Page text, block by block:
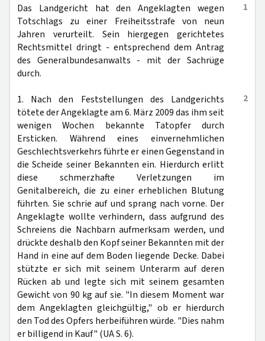
1
Das Landgericht hat den Angeklagten wegen
Totschlags zu einer Freiheitsstrafe von neun
Jahren verurteilt. Sein hiergegen gerichtetes
Rechtsmittel dringt - entsprechend dem Antrag
des Generalbundesanwalts - mit der Sachrüge
durch.
2
1. Nach den Feststellungen des Landgerichts
tötete der Angeklagte am 6. März 2009 das ihm seit
wenigen Wochen bekannte Tatopfer durch
Ersticken. Während eines einvernehmlichen
Geschlechtsverkehrs führte er einen Gegenstand in
die Scheide seiner Bekannten ein. Hierdurch erlitt
diese schmerzhafte Verletzungen im
Genitalbereich, die zu einer erheblichen Blutung
führten. Sie schrie auf und sprang nach vorne. Der
Angeklagte wollte verhindern, dass aufgrund des
Schreiens die Nachbarn aufmerksam werden, und
drückte deshalb den Kopf seiner Bekannten mit der
Hand in eine auf dem Boden liegende Decke. Dabei
stützte er sich mit seinem Unterarm auf deren
Rücken ab und legte sich mit seinem gesamten
Gewicht von 90 kg auf sie. "In diesem Moment war
dem Angeklagten gleichgültig," ob er hierdurch
den Tod des Opfers herbeiführen würde. "Dies nahm
er billigend in Kauf" (UA S. 6).